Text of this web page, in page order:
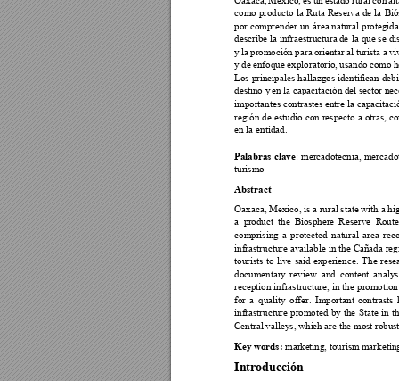
como producto la Ruta Reserva de la
por comprender un área natural
describe la infraestructura de la que se
y la promoción para orientar al turista a
y de enfoque exploratorio, usando como
Los principales hallazgos identifican
destino y en la capacitación del sector
importantes contrastes entre la
región de estudio con respecto a otras,
en la entidad.
Palabras clave: mercadotecnia
turismo
Abstract
Oaxaca, Mexico, is a rural state with a
a product the Biosphere Reserve Rou
comprising a protected natural area
infrastructure available in the Cañada
tourists to live said experience. The
documentary review and content
reception infrastructure, in the promotion
for a quality offer. Important contrasts
infrastructure promoted by the State in t
Central valleys, which are the most
Key words: marketing, tourism
Introducción